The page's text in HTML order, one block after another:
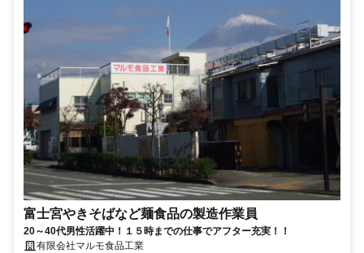
富士宮やきそばなど麺食品の製造作業員
20～40代男性活躍中！１５時までの仕事でアフター充実！！
有限会社マルモ食品工業